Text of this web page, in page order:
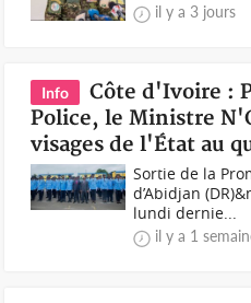
il y a 3 jours
Info
Côte d'Ivoire :
Police, le Ministre
visages de l'État au
Sortie de la
d’Abidjan
lundi dernie...
il y a 1